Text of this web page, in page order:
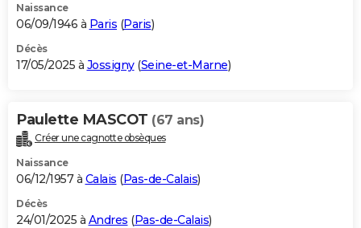
Naissance
06/09/1946 à Paris (Paris)
Décès
17/05/2025 à Jossigny(Seine-et-Marne)
Paulette MASCOT (67 ans)
Créer une cagnotte obsèques
Naissance
06/12/1957 à Calais (Pas-de-Calais)
Décès
24/01/2025 à Andres (Pas-de-Calais)